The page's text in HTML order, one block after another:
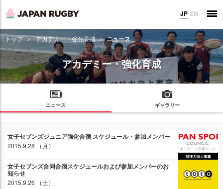
JP EN
トップ アカデミー・強化育成 ニュース
アカデミー・強化育成
ニュース ギャラリー
女子セブンズジュニア強化合宿 スケジュール・参加メンバー
2015.9.28 （月）
女子セブンズ合同合宿スケジュールおよび参加メンバーのお
知らせ
2015.9.26 （土）